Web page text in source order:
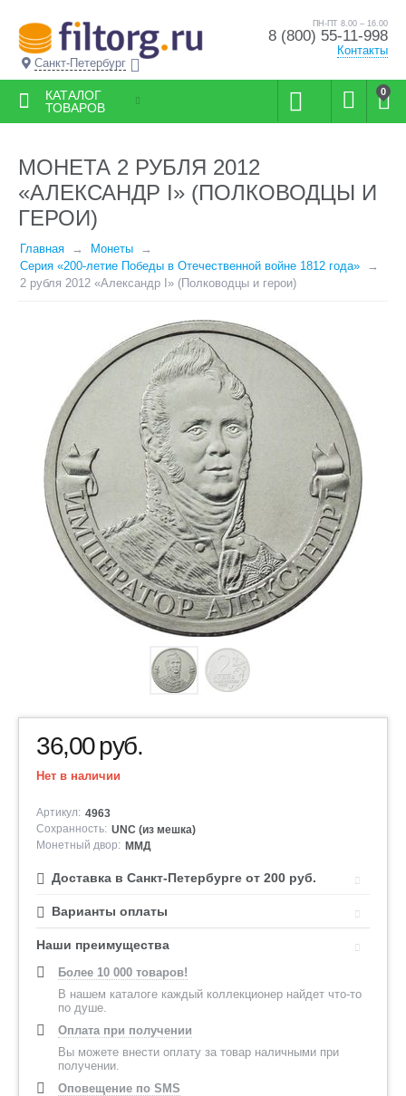
Санкт-Петербург
ПН-ПТ 8.00 – 16.00
8 (800) 55-11-998
Контакты
0
КАТАЛОГ
ТОВАРОВ
МОНЕТА 2 РУБЛЯ 2012
«АЛЕКСАНДР I» (ПОЛКОВОДЦЫ И
ГЕРОИ)
Главная
Монеты
Серия «200-летие Победы в Отечественной войне 1812 года»
2 рубля 2012 «Александр I» (Полководцы и герои)
36,00руб.
Нет в наличии
Артикул: 4963
Сохранность: UNC (из мешка)
Монетный двор: ММД
Доставка в Санкт-Петербурге от 200 руб.
Варианты оплаты
Наши преимущества
Более 10 000 товаров!
В нашем каталоге каждый коллекционер найдет что-то
по душе.
Оплата при получении
Вы можете внести оплату за товар наличными при
получении.
Оповещение по SMS